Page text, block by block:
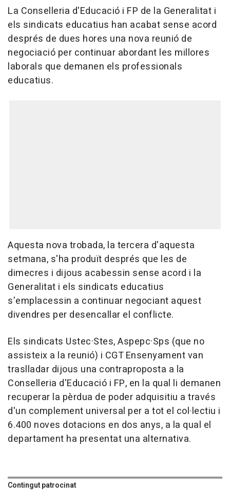
La Conselleria d'Educació i FP de la Generalitat i
els sindicats educatius han acabat sense acord
després de dues hores una nova reunió de
negociació per continuar abordant les millores
laborals que demanen els professionals
educatius.
Aquesta nova trobada, la tercera d'aquesta
setmana, s'ha produït després que les de
dimecres i dijous acabessin sense acord i la
Generalitat i els sindicats educatius
s'emplacessin a continuar negociant aquest
divendres per desencallar el conflicte.
Els sindicats Ustec·Stes, Aspepc·Sps (que no
assisteix a la reunió) i CGT Ensenyament van
traslladar dijous una contraproposta a la
Conselleria d'Educació i FP, en la qual li demanen
recuperar la pèrdua de poder adquisitiu a través
d'un complement universal per a tot el col·lectiu i
6.400 noves dotacions en dos anys, a la qual el
departament ha presentat una alternativa.
Contingut patrocinat